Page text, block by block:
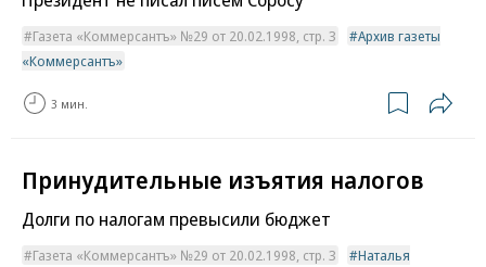
Газета «Коммерсантъ» №29 от 20.02.1998, стр. 3
Архив газеты
«Коммерсантъ»
3 мин.
Принудительные изъятия налогов
Долги по налогам превысили бюджет
Газета «Коммерсантъ» №29 от 20.02.1998, стр. 3
Наталья